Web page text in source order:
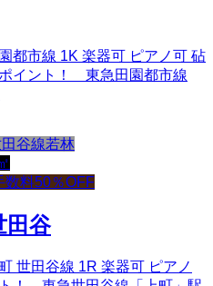
都市線 1K 楽器可 ピアノ可 砧
イント！ 東急田園都市線
谷線若林
数料50％OFF
田谷
世田谷線 1R 楽器可 ピアノ